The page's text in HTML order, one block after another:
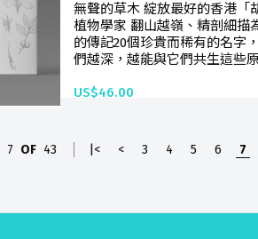
無聲的草木 綻放最好的香港「
植物學家 翻山越嶺、精剖細描
的傳記20個珍貴而稀有的名字
們越深，越能與它們共生這些
US$46.00
7 OF 43 |< < 3 4 5 6 7